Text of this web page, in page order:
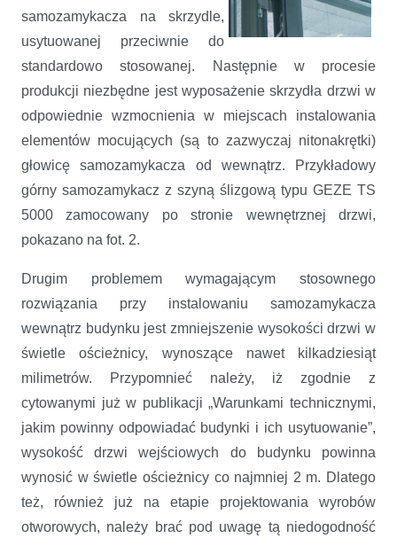
samozamykacza na skrzydle,
usytuowanej przeciwnie do
standardowo stosowanej. Następnie w procesie
produkcji niezbędne jest wyposażenie skrzydła drzwi w
odpowiednie wzmocnienia w miejscach instalowania
elementów mocujących (są to zazwyczaj nitonakrętki)
głowicę samozamykacza od wewnątrz. Przykładowy
górny samozamykacz z szyną ślizgową typu GEZE TS
5000 zamocowany po stronie wewnętrznej drzwi,
pokazano na fot. 2.
Drugim problemem wymagającym stosownego
rozwiązania przy instalowaniu samozamykacza
wewnątrz budynku jest zmniejszenie wysokości drzwi w
świetle ościeżnicy, wynoszące nawet kilkadziesiąt
milimetrów. Przypomnieć należy, iż zgodnie z
cytowanymi już w publikacji „Warunkami technicznymi,
jakim powinny odpowiadać budynki i ich usytuowanie”,
wysokość drzwi wejściowych do budynku powinna
wynosić w świetle ościeżnicy co najmniej 2 m. Dlatego
też, również już na etapie projektowania wyrobów
otworowych, należy brać pod uwagę tą niedogodność